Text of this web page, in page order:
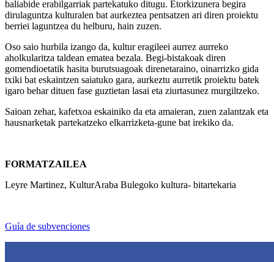
baliabide erabilgarriak partekatuko ditugu. Etorkizunera begira
dirulaguntza kulturalen bat aurkeztea pentsatzen ari diren proiektu
berriei laguntzea du helburu, hain zuzen.
Oso saio hurbila izango da, kultur eragileei aurrez aurreko
aholkularitza taldean ematea bezala. Begi-bistakoak diren
gomendioetatik hasita burutsuagoak direnetaraino, oinarrizko gida
txiki bat eskaintzen saiatuko gara, aurkeztu aurretik proiektu batek
igaro behar dituen fase guztietan lasai eta ziurtasunez murgiltzeko.
Saioan zehar, kafetxoa eskainiko da eta amaieran, zuen zalantzak eta
hausnarketak partekatzeko elkarrizketa-gune bat irekiko da.
FORMATZAILEA
Leyre Martinez, KulturAraba Bulegoko kultura- bitartekaria
Guía de subvenciones